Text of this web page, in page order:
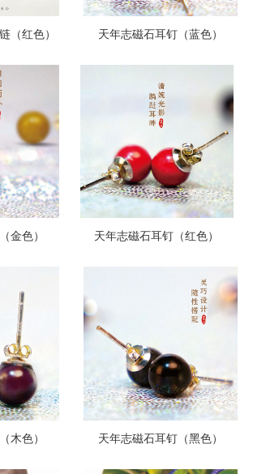
（红色） 天年志磁石耳钉（蓝色）
金色） 天年志磁石耳钉（红色）
木色） 天年志磁石耳钉（黑色）